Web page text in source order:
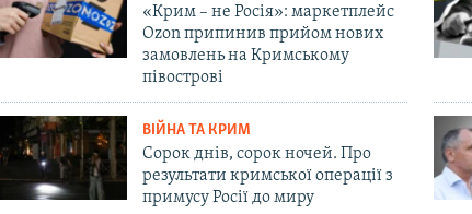
«Крим – не Росія»: маркетплейс
Ozon припинив прийом нових
замовлень на Кримському
півострові
ВІЙНА ТА КРИМ
Сорок днів, сорок ночей. Про
результати кримської операції з
примусу Росії до миру